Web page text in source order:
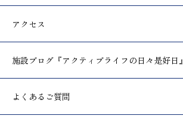
アクセス
施設ブログ 『アクティブライフの日々是好日』
よくあるご質問